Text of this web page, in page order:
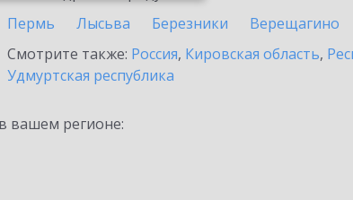
Пермь
Лысьва Березники Верещагино
Смотрите также: Россия, Кировская область,
Удмуртская республика
вашем регионе: